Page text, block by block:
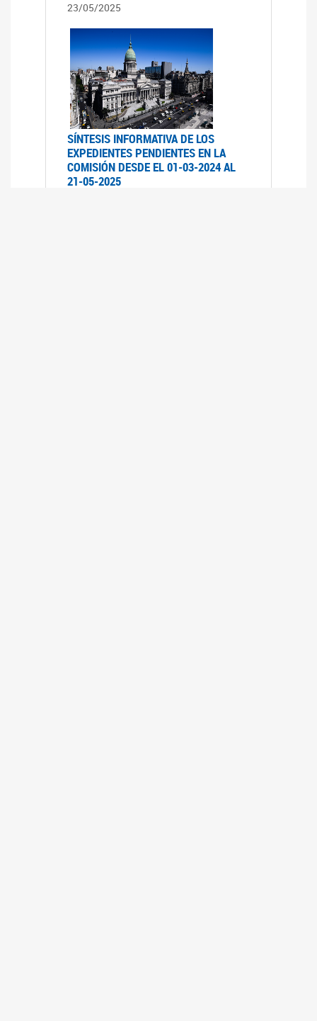
23/05/2025
SÍNTESIS INFORMATIVA DE LOS
EXPEDIENTES PENDIENTES EN LA
COMISIÓN DESDE EL 01-03-2024 AL
21-05-2025